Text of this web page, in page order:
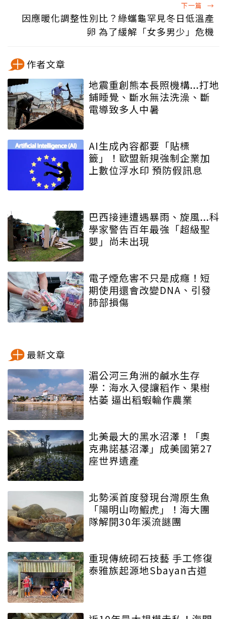
下一篇 →
因應暖化調整性別比？綠蠵龜罕見冬日低溫產
卵 為了緩解「女多男少」危機
作者文章
地震重創熊本長照機構...打地
鋪睡覺、斷水無法洗澡、斷
電導致多人中暑
AI生成內容都要「貼標
籤」！歐盟新規強制企業加
上數位浮水印 預防假訊息
巴西接連遭遇暴雨、旋風...科
學家警告百年最強「超級聖
嬰」尚未出現
電子煙危害不只是成癮！短
期使用還會改變DNA、引發
肺部損傷
最新文章
湄公河三角洲的鹹水生存
學：海水入侵讓稻作、果樹
枯萎 逼出稻蝦輪作農業
北美最大的黑水沼澤！「奧
克弗諾基沼澤」成美國第27
座世界遺產
北勢溪首度發現台灣原生魚
「陽明山吻鰕虎」！海大團
隊解開30年溪流謎團
重現傳統砌石技藝 手工修復
泰雅族起源地Sbayan古道